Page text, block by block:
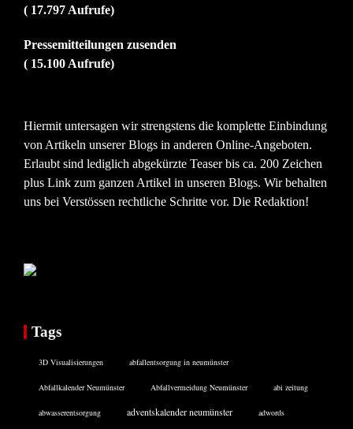
( 17.797 Aufrufe)
Pressemitteilungen zusenden
( 15.100 Aufrufe)
Hiermit untersagen wir strengstens die komplette Einbindung
von Artikeln unserer Blogs in anderen Online-Angeboten.
Erlaubt sind lediglich abgekürzte Teaser bis ca. 200 Zeichen
plus Link zum ganzen Artikel in unseren Blogs. Wir behalten
uns bei Verstössen rechtliche Schritte vor. Die Redaktion!
Tags
3D Visualisierungen abfallentsorgung in neumünster
Abfallkalender Neumünster Abfallvermeidung Neumünster abi zeitung
abwasserentsorgung adventskalender neumünster adwords